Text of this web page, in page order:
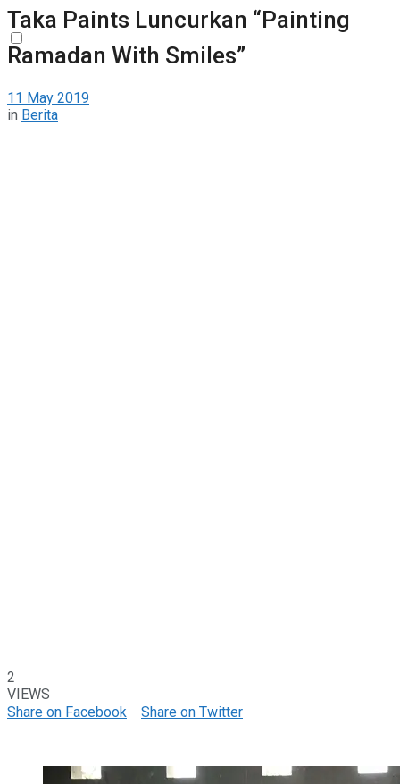
Taka Paints Luncurkan “Painting
Ramadan With Smiles”
11 May 2019
in Berita
2
VIEWS
Share on Facebook
Share on Twitter